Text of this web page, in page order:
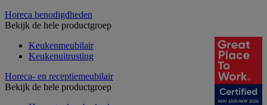
Horeca benodigdheden
Bekijk de hele productgroep
Keukenmeubilair
Keukenuitrusting
Horeca- en receptiemeubilair
Bekijk de hele productgroep
NOV 2025-NOV 2026